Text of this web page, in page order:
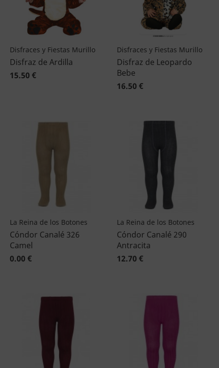
Disfraces y Fiestas Murillo
Disfraz de Ardilla
15.50 €
Disfraces y Fiestas Murillo
Disfraz de Leopardo
Bebe
16.50 €
La Reina de los Botones
Cóndor Canalé 326
Camel
0.00 €
La Reina de los Botones
Cóndor Canalé 290
Antracita
12.70 €